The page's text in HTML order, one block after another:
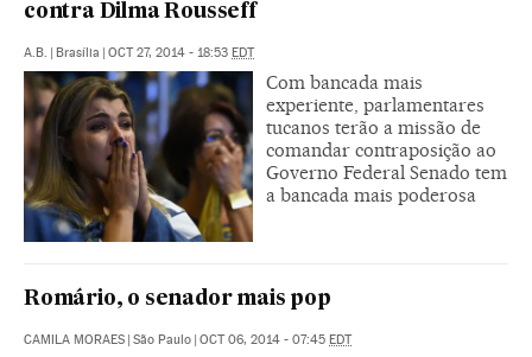
contra Dilma Rousseff
A.B. | Brasília | OCT 27, 2014 - 18:53 EDT
Com bancada mais
experiente, parlamentares
tucanos terão a missão de
comandar contraposição ao
Governo Federal Senado tem
a bancada mais poderosa
Romário, o senador mais pop
CAMILA MORAES São Paulo OCT 06, 2014 - 07:45 EDT